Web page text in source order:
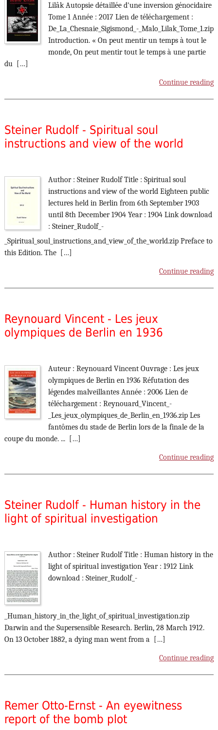
Lilâk Autopsie détaillée d'une inversion génocidaire
Tome 1 Année : 2017 Lien de téléchargement :
De_La_Chesnaie_Sigismond_-_Malo_Lilak_Tome_1.zip
Introduction. « On peut mentir un temps à tout le
monde, On peut mentir tout le temps à une partie
du […]
Continue reading
Steiner Rudolf - Spiritual soul
instructions and view of the world
Author : Steiner Rudolf Title : Spiritual soul
instructions and view of the world Eighteen public
lectures held in Berlin from 6th September 1903
until 8th December 1904 Year : 1904 Link download
: Steiner_Rudolf_-
_Spiritual_soul_instructions_and_view_of_the_world.zip Preface to
this Edition. The […]
Continue reading
Reynouard Vincent - Les jeux
olympiques de Berlin en 1936
Auteur : Reynouard Vincent Ouvrage : Les jeux
olympiques de Berlin en 1936 Réfutation des
légendes malveillantes Année : 2006 Lien de
téléchargement : Reynouard_Vincent_-
_Les_jeux_olympiques_de_Berlin_en_1936.zip Les
fantômes du stade de Berlin lors de la finale de la
coupe du monde. ... […]
Continue reading
Steiner Rudolf - Human history in the
light of spiritual investigation
Author : Steiner Rudolf Title : Human history in the
light of spiritual investigation Year : 1912 Link
download : Steiner_Rudolf_-
_Human_history_in_the_light_of_spiritual_investigation.zip
Darwin and the Supersensible Research. Berlin, 28 March 1912.
On 13 October 1882, a dying man went from a […]
Continue reading
Remer Otto-Ernst - An eyewitness
report of the bomb plot